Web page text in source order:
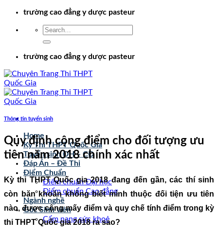
Chuyểntrường cao đẳng y dược pasteur
trường cao đẳng y dược pasteur
Home
Kỳ Thi THPT Quốc Gia
Tuyển sinh ĐH – CĐ
Đáp Án – Đề Thi
Điểm Chuẩn
Điểm chuẩn Đại học
Điểm chuẩn Cao đẳng
Ngành nghề
Góc Sinh viên
Cẩm nang sức khoẻ
Thông tin tuyển sinh
Quy định cộng điểm cho đối tượng ưu
tiên năm 2018 chính xác nhất
Kỳ thi THPT Quốc gia 2018 đang đến gần, các thí sinh
còn băn khoăn không biết mình thuộc đối tiện ưu tiên
nào, được cộng mấy điểm và quy chế tính điểm trong kỳ
thi THPT Quốc gia 2018 ra sao?